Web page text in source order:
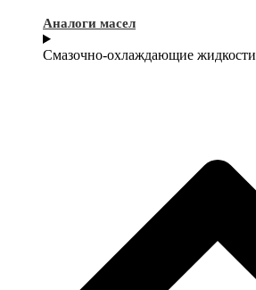
Аналоги масел
Смазочно-охлаждающие жидкости